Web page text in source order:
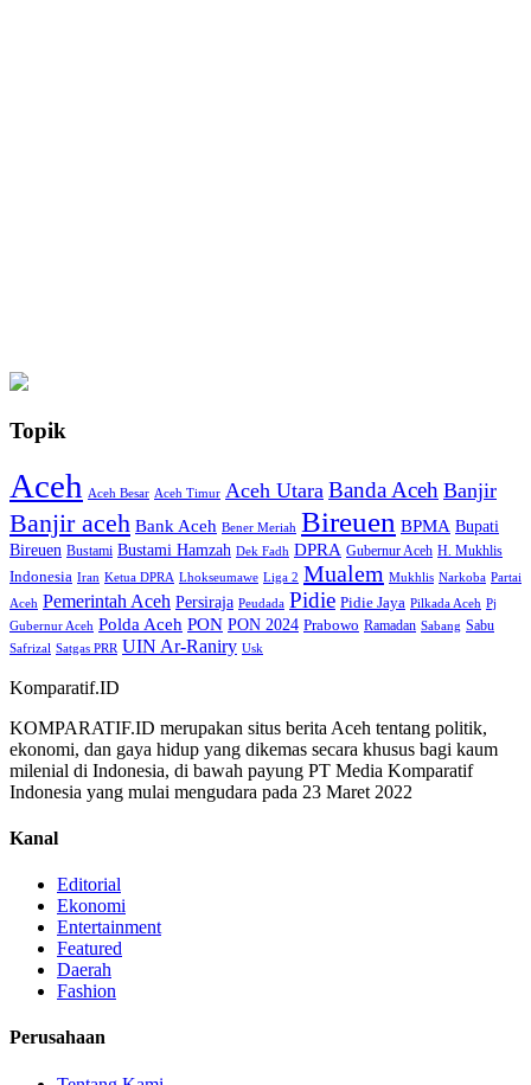
Topik
Aceh Aceh Besar Aceh Timur Aceh Utara Banda Aceh Banjir
Banjir aceh Bank Aceh Bener Meriah Bireuen BPMA Bupati
Bireuen Bustami Bustami Hamzah Dek Fadh DPRA Gubernur Aceh H. Mukhlis
Indonesia Iran Ketua DPRA Lhokseumawe Liga 2 Mualem Mukhlis Narkoba Partai
Aceh Pemerintah Aceh Persiraja Peudada Pidie Pidie Jaya Pilkada Aceh Pj
Gubernur Aceh Polda Aceh PON PON 2024 Prabowo Ramadan Sabang Sabu
Safrizal Satgas PRR UIN Ar-Raniry Usk
Komparatif.ID
KOMPARATIF.ID merupakan situs berita Aceh tentang politik,
ekonomi, dan gaya hidup yang dikemas secara khusus bagi kaum
milenial di Indonesia, di bawah payung PT Media Komparatif
Indonesia yang mulai mengudara pada 23 Maret 2022
Kanal
Editorial
Ekonomi
Entertainment
Featured
Daerah
Fashion
Perusahaan